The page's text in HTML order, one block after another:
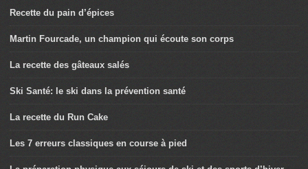
Recette du pain d’épices
Martin Fourcade, un champion qui écoute son corps
La recette des gâteaux salés
Ski Santé: le ski dans la prévention santé
La recette du Run Cake
Les 7 erreurs classiques en course à pied